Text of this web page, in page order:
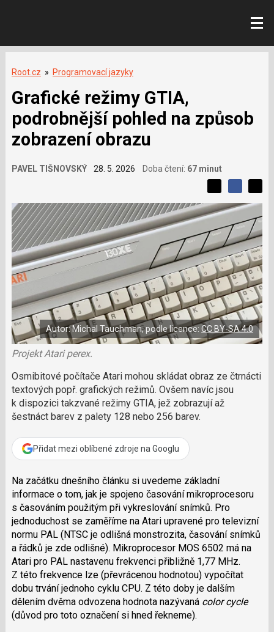
Root.cz » Programovací jazyky
Grafické režimy GTIA,
podrobnější pohled na způsob
zobrazení obrazu
PAVEL TIŠNOVSKÝ 28. 5. 2026 Doba čtení: 67 minut
b
s
e
v
á
m
č
á
n
P
o
d
e
d
k
c
i
S
d
í
l
e
t
S
d
í
l
e
j
t
e
n
a
F
a
c
e
b
o
d
l
e
t
e
n
a
s
í
t
i
X
Autor: Michal Tauchman, podle licence:CC BY-SA 4.0
Projekt Atari perex.
Osmibitové počítače Atari mohou skládat obraz ze čtrnácti
textových popř. grafických režimů. Ovšem navíc jsou
k dispozici takzvané režimy GTIA, jež zobrazují až
šestnáct barev z palety 128 nebo 256 barev.
Přidat mezi oblíbené zdroje na Googlu
Na začátku dnešního článku si uvedeme základní
informace o tom, jak je spojeno časování mikroprocesoru
s časováním použitým při vykreslování snímků. Pro
jednoduchost se zaměříme na Atari upravené pro televizní
normu PAL (NTSC je odlišná monstrozita, časování snímků
a řádků je zde odlišné). Mikroprocesor MOS 6502 má na
Atari pro PAL nastavenu frekvenci přibližně 1,77 MHz.
Z této frekvence lze (převrácenou hodnotou) vypočítat
dobu trvání jednoho cyklu CPU. Z této doby je dalším
dělením dvěma odvozena hodnota nazývaná color cycle
(důvod pro toto označení si hned řekneme).